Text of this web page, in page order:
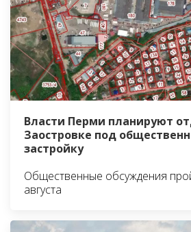
Власти Перми планируют
Заостровке под
застройку
Общественные обсуждения
августа